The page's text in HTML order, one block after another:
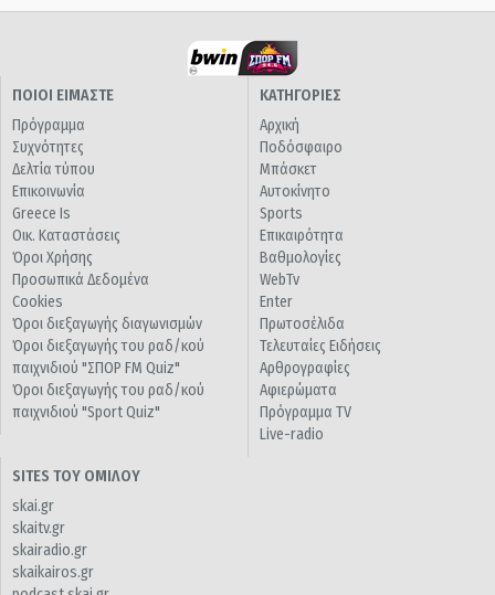
ΠΟΙΟΙ ΕΙΜΑΣΤΕ
Πρόγραμμα
Συχνότητες
Δελτία τύπου
Επικοινωνία
Greece Is
Οικ. Καταστάσεις
Όροι Χρήσης
Προσωπικά Δεδομένα
Cookies
Όροι διεξαγωγής διαγωνισμών
Όροι διεξαγωγής του ραδ/κού
παιχνιδιού "ΣΠΟΡ FM Quiz"
Όροι διεξαγωγής του ραδ/κού
παιχνιδιού "Sport Quiz"
ΚΑΤΗΓΟΡΙΕΣ
Αρχική
Ποδόσφαιρο
Μπάσκετ
Αυτοκίνητο
Sports
Επικαιρότητα
Βαθμολογίες
WebTv
Enter
Πρωτοσέλιδα
Τελευταίες Ειδήσεις
Αρθρογραφίες
Αφιερώματα
Πρόγραμμα TV
Live-radio
SITES ΤΟΥ ΟΜΙΛΟΥ
skai.gr
skaitv.gr
skairadio.gr
skaikairos.gr